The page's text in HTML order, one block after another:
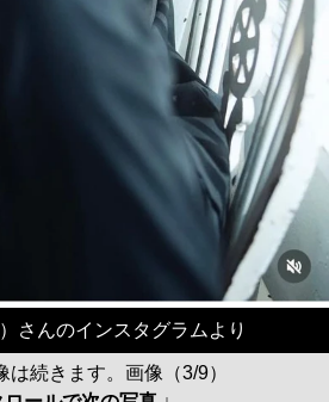
さんのインスタグラムより
は続きます。画像（3/9）